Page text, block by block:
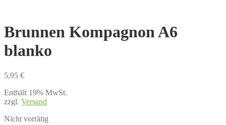
Brunnen Kompagnon A6
blanko
5,95 €
Enthält 19% MwSt.
zzgl. Versand
Nicht vorrätig